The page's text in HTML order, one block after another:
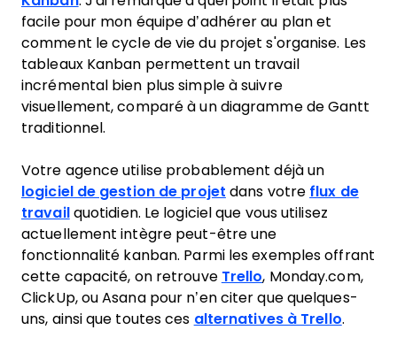
facile pour mon équipe d’adhérer au plan et
comment le cycle de vie du projet s'organise. Les
tableaux Kanban permettent un travail
incrémental bien plus simple à suivre
visuellement, comparé à un diagramme de Gantt
traditionnel.
Votre agence utilise probablement déjà un
logiciel de gestion de projet dans votre flux de
travail quotidien. Le logiciel que vous utilisez
actuellement intègre peut-être une
fonctionnalité kanban. Parmi les exemples offrant
cette capacité, on retrouve Trello, Monday.com,
ClickUp, ou Asana pour n’en citer que quelques-
uns, ainsi que toutes ces alternatives à Trello.